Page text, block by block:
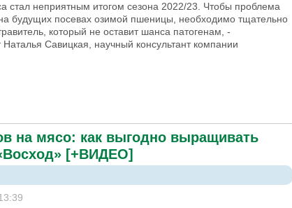
стал неприятным итогом сезона 2022/23. Чтобы проблема
будущих посевах озимой пшеницы, необходимо тщательно
который не оставит шанса патогенам, -
Савицкая, научный консультант компании
на мясо: как выгодно выращивать
[+ВИДЕО]